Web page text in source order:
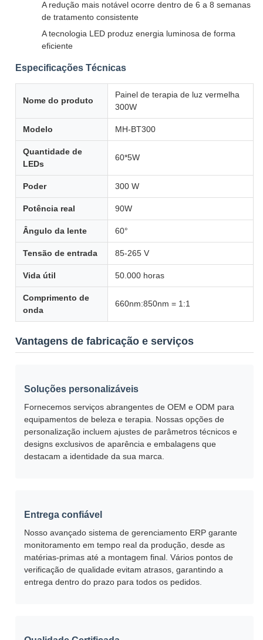
A redução mais notável ocorre dentro de 6 a 8 semanas
de tratamento consistente
A tecnologia LED produz energia luminosa de forma
eficiente
Especificações Técnicas
Nome do produto
Painel de terapia de luz vermelha
300W
Modelo MH-BT300
Quantidade de
LEDs
60*5W
Poder 300 W
Potência real 90W
Ângulo da lente 60°
Tensão de entrada 85-265 V
Vida útil 50.000 horas
Comprimento de
onda
660nm:850nm = 1:1
Vantagens de fabricação e serviços
Soluções personalizáveis
Fornecemos serviços abrangentes de OEM e ODM para
equipamentos de beleza e terapia. Nossas opções de
personalização incluem ajustes de parâmetros técnicos e
designs exclusivos de aparência e embalagens que
destacam a identidade da sua marca.
Entrega confiável
Nosso avançado sistema de gerenciamento ERP garante
monitoramento em tempo real da produção, desde as
matérias-primas até a montagem final. Vários pontos de
verificação de qualidade evitam atrasos, garantindo a
entrega dentro do prazo para todos os pedidos.